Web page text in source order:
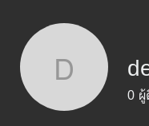
0 ผู้